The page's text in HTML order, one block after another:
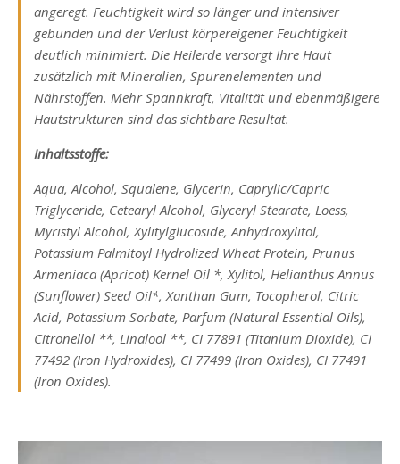
angeregt. Feuchtigkeit wird so länger und intensiver
gebunden und der Verlust körpereigener Feuchtigkeit
deutlich minimiert. Die Heilerde versorgt Ihre Haut
zusätzlich mit Mineralien, Spurenelementen und
Nährstoffen. Mehr Spannkraft, Vitalität und ebenmäßigere
Hautstrukturen sind das sichtbare Resultat.
Inhaltsstoffe:
Aqua, Alcohol, Squalene, Glycerin, Caprylic/Capric
Triglyceride, Cetearyl Alcohol, Glyceryl Stearate, Loess,
Myristyl Alcohol, Xylitylglucoside, Anhydroxylitol,
Potassium Palmitoyl Hydrolized Wheat Protein, Prunus
Armeniaca (Apricot) Kernel Oil *, Xylitol, Helianthus Annus
(Sunflower) Seed Oil*, Xanthan Gum, Tocopherol, Citric
Acid, Potassium Sorbate, Parfum (Natural Essential Oils),
Citronellol **, Linalool **, CI 77891 (Titanium Dioxide), CI
77492 (Iron Hydroxides), CI 77499 (Iron Oxides), CI 77491
(Iron Oxides).